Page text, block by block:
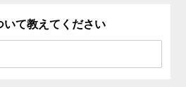
いて教えてください